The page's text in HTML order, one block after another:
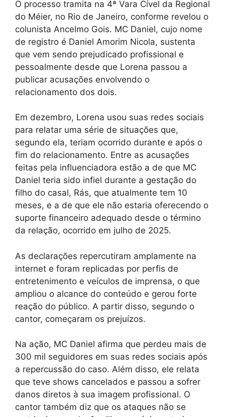
O processo tramita na 4ª Vara Cível da Regional
do Méier, no Rio de Janeiro, conforme revelou o
colunista Ancelmo Gois. MC Daniel, cujo nome
de registro é Daniel Amorim Nicola, sustenta
que vem sendo prejudicado profissional e
pessoalmente desde que Lorena passou a
publicar acusações envolvendo o
relacionamento dos dois.
Em dezembro, Lorena usou suas redes sociais
para relatar uma série de situações que,
segundo ela, teriam ocorrido durante e após o
fim do relacionamento. Entre as acusações
feitas pela influenciadora estão a de que MC
Daniel teria sido infiel durante a gestação do
filho do casal, Rás, que atualmente tem 10
meses, e a de que ele não estaria oferecendo o
suporte financeiro adequado desde o término
da relação, ocorrido em julho de 2025.
As declarações repercutiram amplamente na
internet e foram replicadas por perfis de
entretenimento e veículos de imprensa, o que
ampliou o alcance do conteúdo e gerou forte
reação do público. A partir disso, segundo o
cantor, começaram os prejuízos.
Na ação, MC Daniel afirma que perdeu mais de
300 mil seguidores em suas redes sociais após
a repercussão do caso. Além disso, ele relata
que teve shows cancelados e passou a sofrer
danos diretos à sua imagem profissional. O
cantor também diz que os ataques não se